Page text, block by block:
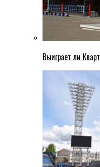
Выиграет ли